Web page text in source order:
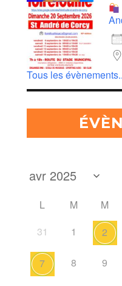
Tous les
L M M
31
1 2
7 8 9